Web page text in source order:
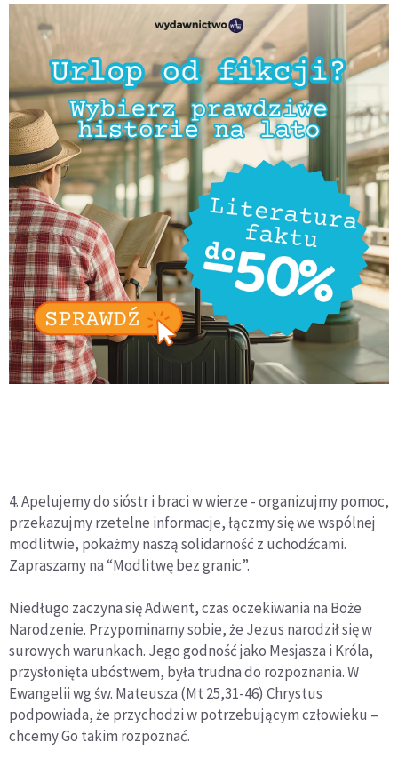
4. Apelujemy do sióstr i braci w wierze - organizujmy pomoc,
przekazujmy rzetelne informacje, łączmy się we wspólnej
modlitwie, pokażmy naszą solidarność z uchodźcami.
Zapraszamy na “Modlitwę bez granic”.
Niedługo zaczyna się Adwent, czas oczekiwania na Boże
Narodzenie. Przypominamy sobie, że Jezus narodził się w
surowych warunkach. Jego godność jako Mesjasza i Króla,
przysłonięta ubóstwem, była trudna do rozpoznania. W
Ewangelii wg św. Mateusza (Mt 25,31-46) Chrystus
podpowiada, że przychodzi w potrzebującym człowieku –
chcemy Go takim rozpoznać.